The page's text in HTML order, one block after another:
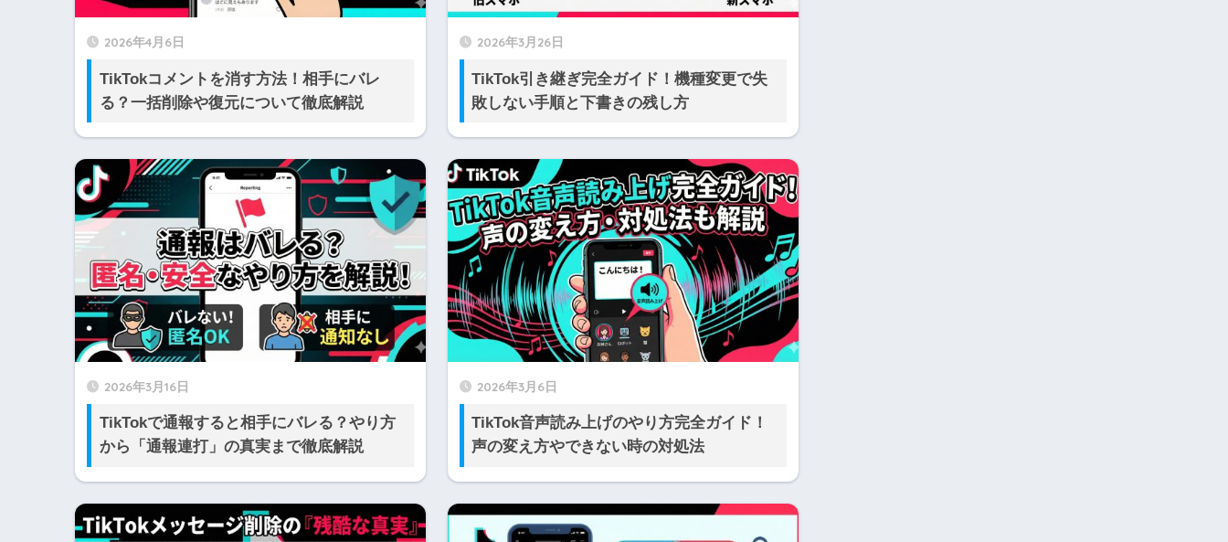
2026年4月6日
TikTokコメントを消す方法！相手にバレ
る？一括削除や復元について徹底解説
2026年3月26日
TikTok引き継ぎ完全ガイド！機種変更で失
敗しない手順と下書きの残し方
2026年3月16日
TikTokで通報すると相手にバレる？やり方
から「通報連打」の真実まで徹底解説
2026年3月6日
TikTok音声読み上げのやり方完全ガイド！
声の変え方やできない時の対処法